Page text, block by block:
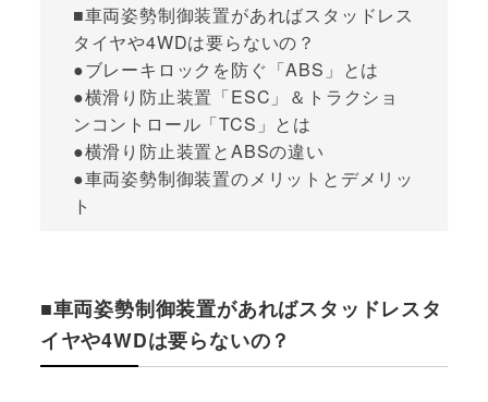
■車両姿勢制御装置があればスタッドレス
タイヤや4WDは要らないの？
●ブレーキロックを防ぐ「ABS」とは
●横滑り防止装置「ESC」＆トラクショ
ンコントロール「TCS」とは
●横滑り防止装置とABSの違い
●車両姿勢制御装置のメリットとデメリッ
ト
■車両姿勢制御装置があればスタッドレスタ
イヤや4WDは要らないの？